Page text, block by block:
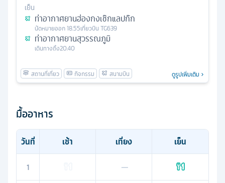
เย็น
ท่าอากาศยานฮ่องกงเช๊กแลปก๊ก
นัดหมายออก18.55เที่ยวบิน TG639
ท่าอากาศยานสุวรรณภูมิ
เดินทางถึง20.40
ดูรูปเพิ่มเติม
มื้ออาหาร
วันที่ เช้า เที่ยง
เย็น
1
—